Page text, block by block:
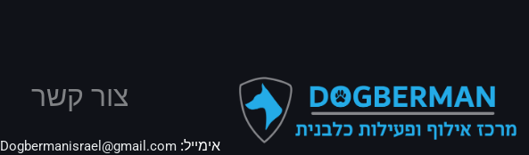
צור קשר
אימייל: Dogbermanisrael@gmail.com